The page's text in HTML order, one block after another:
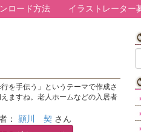
ロード方法 イラストレーター
を手伝う」というテーマで作成さ
ますね。老人ホームなどの入居者
：頴川 契 さん